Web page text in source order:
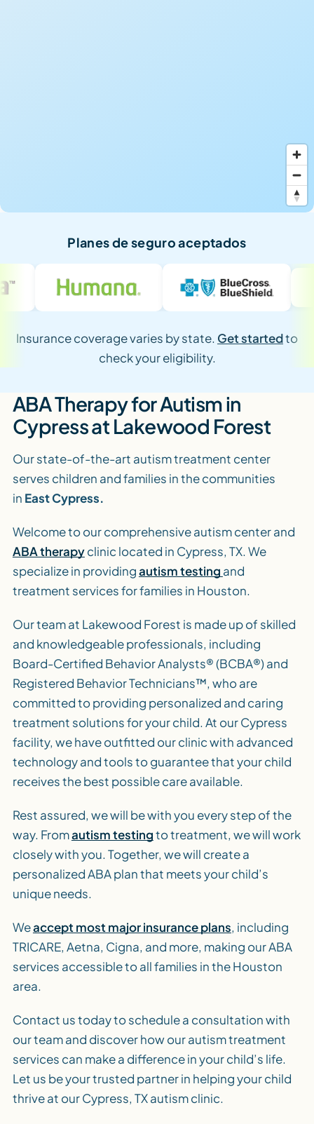
Planes de seguro aceptados
Insurance coverage varies by state. Get startedto
check your eligibility.
ABA Therapy for Autism in
Cypress at Lakewood Forest
Our state-of-the-art autism treatment center
serves children and families in the communities
in East Cypress.
Welcome to our comprehensive autism center and
ABA therapyclinic located in Cypress, TX. We
specialize in providingautism testing and
treatment services for families in Houston.
Our team at Lakewood Forest is made up of skilled
and knowledgeable professionals, including
Board-Certified Behavior Analysts® (BCBA®) and
Registered Behavior Technicians™, who are
committed to providing personalized and caring
treatment solutions for your child. At our Cypress
facility, we have outfitted our clinic with advanced
technology and tools to guarantee that your child
receives the best possible care available.
Rest assured, we will be with you every step of the
way. Fromautism testingto treatment, we will work
closely with you. Together, we will create a
personalized ABA plan that meets your child’s
unique needs.
Weaccept most major insurance plans, including
TRICARE, Aetna, Cigna, and more, making our ABA
services accessible to all families in the Houston
area.
Contact us today to schedule a consultation with
our team and discover how our autism treatment
services can make a difference in your child’s life.
Let us be your trusted partner in helping your child
thrive at our Cypress, TX autism clinic.